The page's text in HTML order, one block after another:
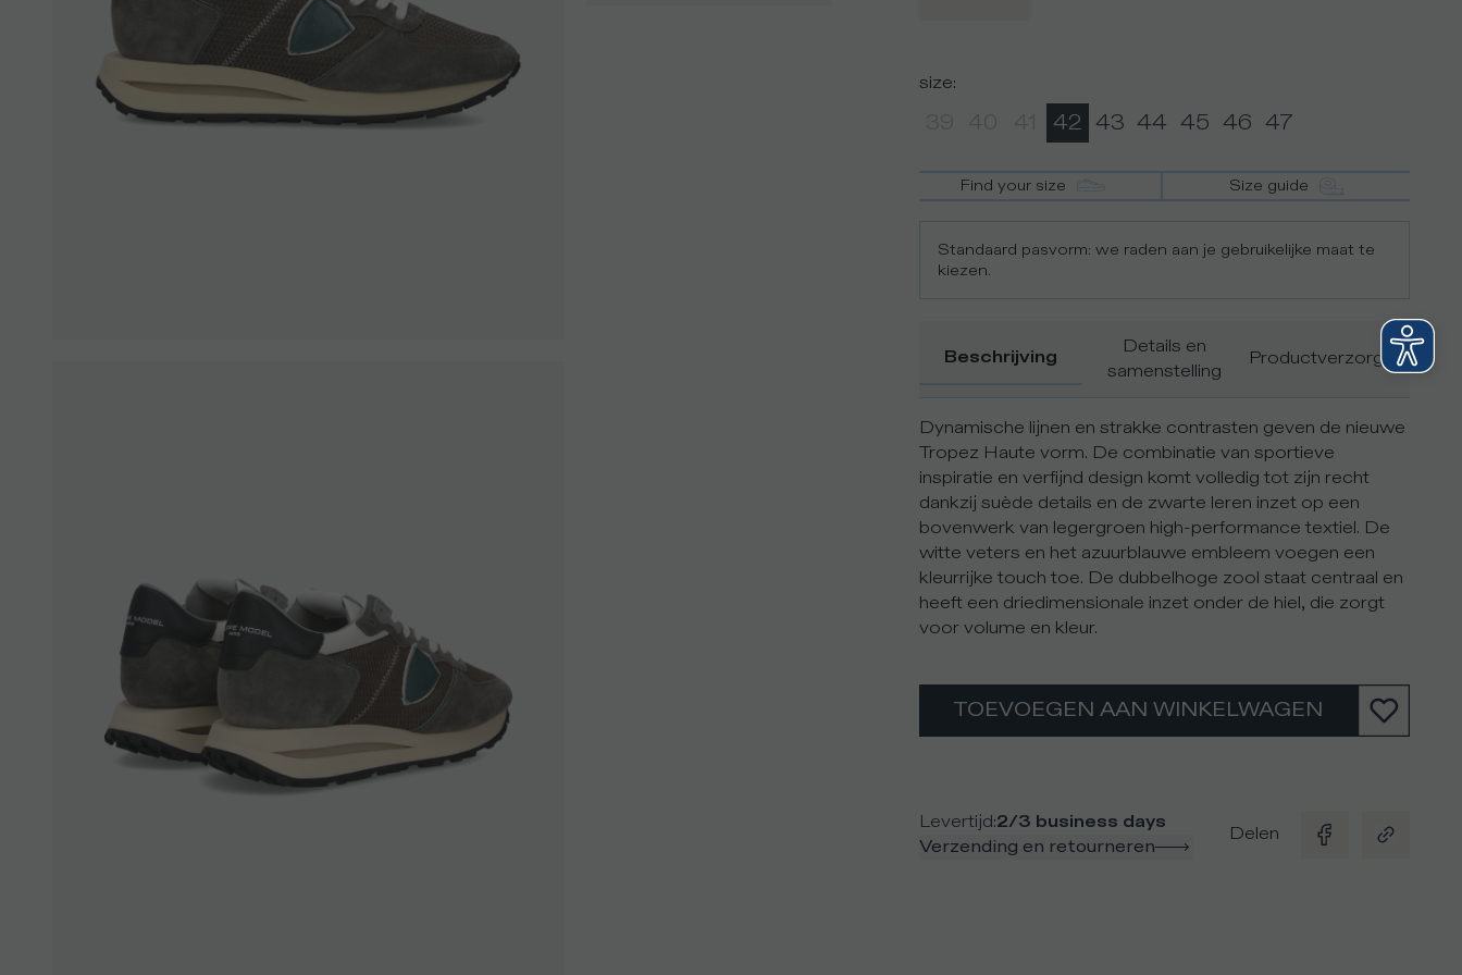
size:
42 43 44 45 46 47
Find your size Size guide
Standaard pasvorm: we raden aan je gebruikelijke maat te
kiezen.
Beschrijving
Details en
samenstelling
Productverzorging
Dynamische lijnen en strakke contrasten geven de nieuwe
Tropez Haute vorm. De combinatie van sportieve
inspiratie en verfijnd design komt volledig tot zijn recht
dankzij suède details en de zwarte leren inzet op een
bovenwerk van legergroen high-performance textiel. De
witte veters en het azuurblauwe embleem voegen een
kleurrijke touch toe. De dubbelhoge zool staat centraal en
heeft een driedimensionale inzet onder de hiel, die zorgt
voor volume en kleur.
TOEVOEGEN AAN WINKELWAGEN
Levertijd:2/3 business days
Verzending en retourneren
Delen